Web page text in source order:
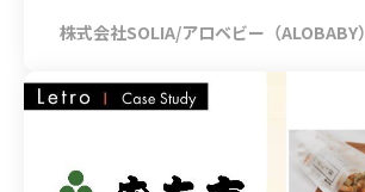
株式会社SOLIA/アロベビー（ALOBABY）